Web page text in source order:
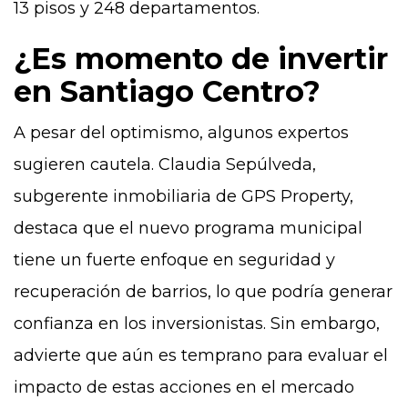
13 pisos y 248 departamentos.
¿Es momento de invertir
en Santiago Centro?
A pesar del optimismo, algunos expertos
sugieren cautela. Claudia Sepúlveda,
subgerente inmobiliaria de GPS Property,
destaca que el nuevo programa municipal
tiene un fuerte enfoque en seguridad y
recuperación de barrios, lo que podría generar
confianza en los inversionistas. Sin embargo,
advierte que aún es temprano para evaluar el
impacto de estas acciones en el mercado